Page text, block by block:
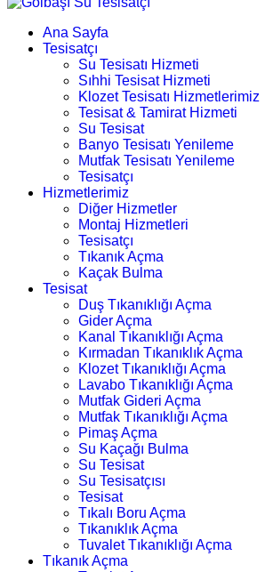
Ana Sayfa
Tesisatçı
Su Tesisatı Hizmeti
Sıhhi Tesisat Hizmeti
Klozet Tesisatı Hizmetlerimiz
Tesisat & Tamirat Hizmeti
Su Tesisat
Banyo Tesisatı Yenileme
Mutfak Tesisatı Yenileme
Tesisatçı
Hizmetlerimiz
Diğer Hizmetler
Montaj Hizmetleri
Tesisatçı
Tıkanık Açma
Kaçak Bulma
Tesisat
Duş Tıkanıklığı Açma
Gider Açma
Kanal Tıkanıklığı Açma
Kırmadan Tıkanıklık Açma
Klozet Tıkanıklığı Açma
Lavabo Tıkanıklığı Açma
Mutfak Gideri Açma
Mutfak Tıkanıklığı Açma
Pimaş Açma
Su Kaçağı Bulma
Su Tesisat
Su Tesisatçısı
Tesisat
Tıkalı Boru Açma
Tıkanıklık Açma
Tuvalet Tıkanıklığı Açma
Tıkanık Açma